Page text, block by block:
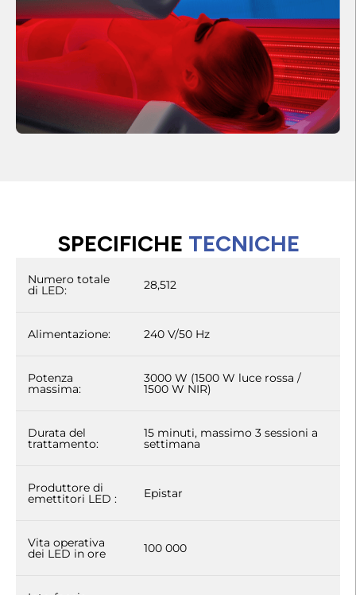
SPECIFICHE TECNICHE
Numero totale
di LED: 28,512
Alimentazione: 240 V/50 Hz
Potenza
massima:
3000 W (1500 W luce rossa /
1500 W NIR)
Durata del
trattamento:
15 minuti, massimo 3 sessioni a
settimana
Produttore di
emettitori LED : Epistar
Vita operativa
dei LED in ore 100 000